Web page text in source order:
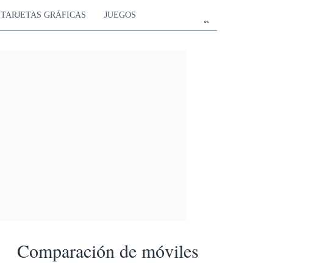
es
TARJETAS GRÁFICAS JUEGOS
Comparación de móviles